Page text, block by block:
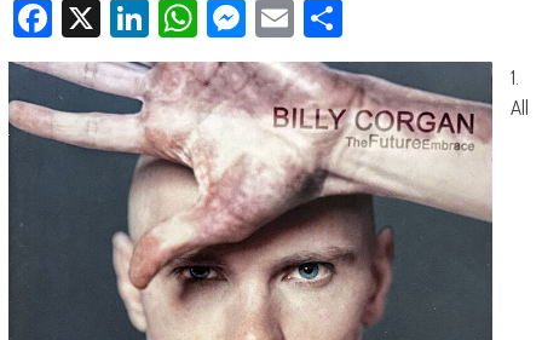
Facebook
X LinkedIn
WhatsApp
Messenger
EmailPartager
1.
All